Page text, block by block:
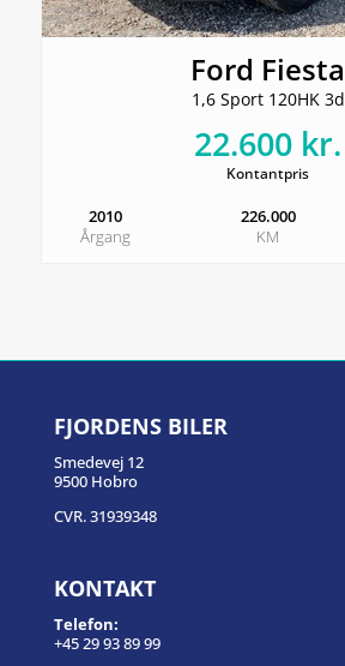
Ford Fiesta
1,6 Sport 120HK 3d
22.600 kr.
Kontantpris
2010
Årgang
226.000
KM
FJORDENS BILER
Smedevej 12
9500 Hobro
CVR. 31939348
KONTAKT
Telefon:
+45 29 93 89 99